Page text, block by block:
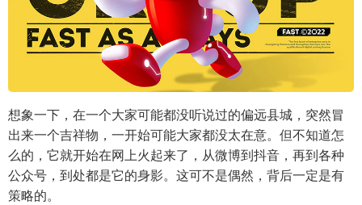
想象一下，在一个大家可能都没听说过的偏远县城，突然冒
出来一个吉祥物，一开始可能大家都没太在意。但不知道怎
么的，它就开始在网上火起来了，从微博到抖音，再到各种
公众号，到处都是它的身影。这可不是偶然，背后一定是有
策略的。